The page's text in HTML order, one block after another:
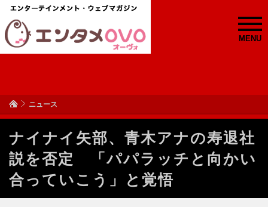
MENU
ニュース
ナイナイ矢部、青木アナの寿退社
説を否定 「パパラッチと向かい
合っていこう」と覚悟